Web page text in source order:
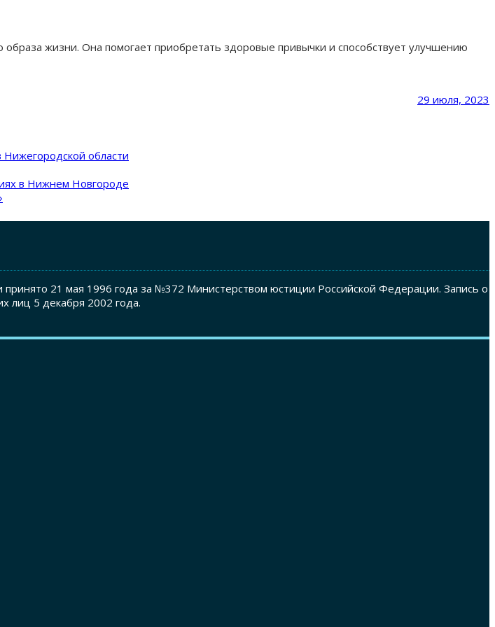
жизни. Она помогает приобретать здоровые привычки и способствует улучшению
29 июля, 2023
области
в Нижнем Новгороде
21 мая 1996 года за №372 Министерством юстиции Российской Федерации. Запись о
лиц 5 декабря 2002 года.